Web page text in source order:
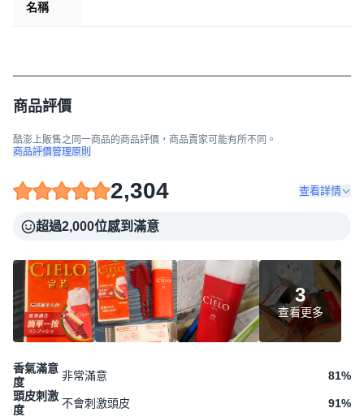
名稱
商品評價
酷澎上販售之同一商品的商品評價，商品賣家可能有所不同。
商品評價管理原則
2,304 查看詳情
超過2,000位感到滿意
3
查看更多
香氣滿意
度
非常滿意 81%
頭皮刺激
度
不會刺激頭皮 91%